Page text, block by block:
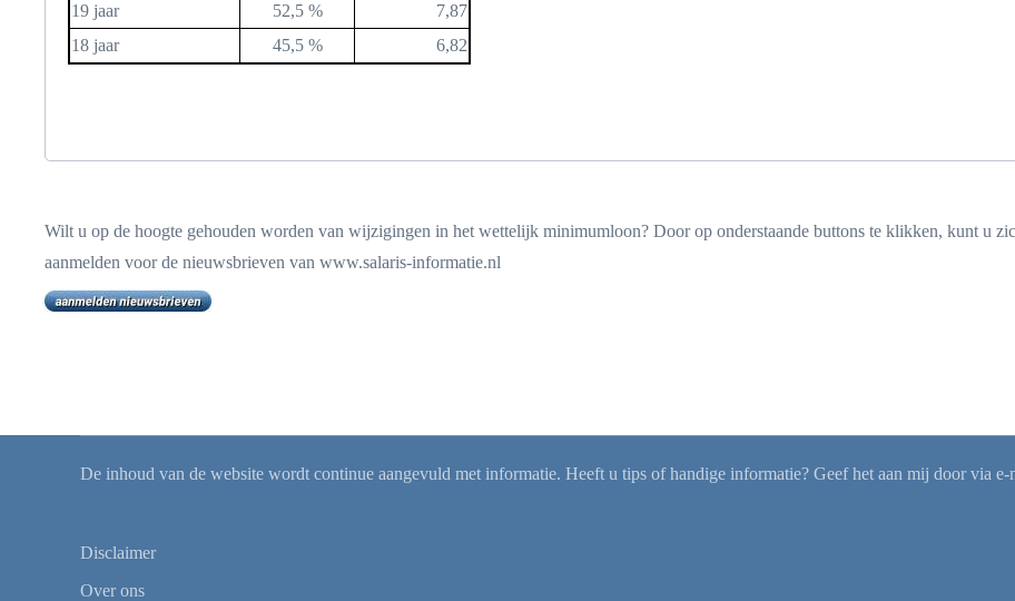
19 jaar
52,5 %
7,87
18 jaar
45,5 % 6,82
Wilt u op de hoogte gehouden worden van wijzigingen in het wettelijk minimumloon? Door op onderstaande buttons te klikken, kunt u
aanmelden voor de nieuwsbrieven van www.salaris-informatie.nl
De inhoud van de website wordt continue aangevuld met informatie. Heeft u tips of handige informatie? Geef het aan mij door via e-
Disclaimer
Over ons